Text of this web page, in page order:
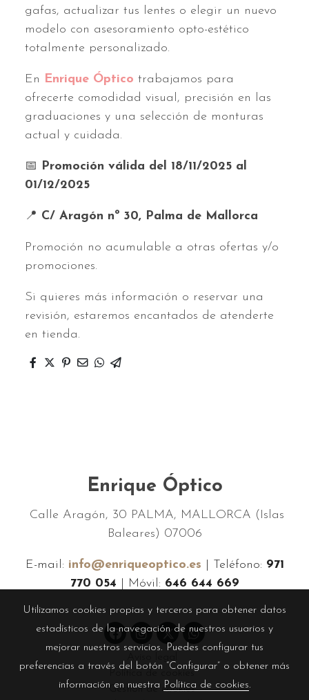
gafas, actualizar tus lentes o elegir un nuevo
modelo con asesoramiento opto-estético
totalmente personalizado.
En Enrique Óptico trabajamos para
ofrecerte comodidad visual, precisión en las
graduaciones y una selección de monturas
actual y cuidada.
📅 Promoción válida del 18/11/2025 al
01/12/2025
📍 C/ Aragón nº 30, Palma de Mallorca
Promoción no acumulable a otras ofertas y/o
promociones.
Si quieres más información o reservar una
revisión, estaremos encantados de atenderte
en tienda.
Enrique Óptico
Calle Aragón, 30 PALMA, MALLORCA (Islas
Baleares) 07006
E-mail: info@enriqueoptico.es | Teléfono: 971
770 054
| Móvil: 646 644 669
Política de cookies
Gestión de cookies
Utilizamos cookies propias y terceros para obtener datos
estadísticos de la navegación de nuestros usuarios y
mejorar nuestros servicios. Puedes configurar tus
preferencias a través del botón “Configurar” o obtener más
información en nuestra Política de cookies.